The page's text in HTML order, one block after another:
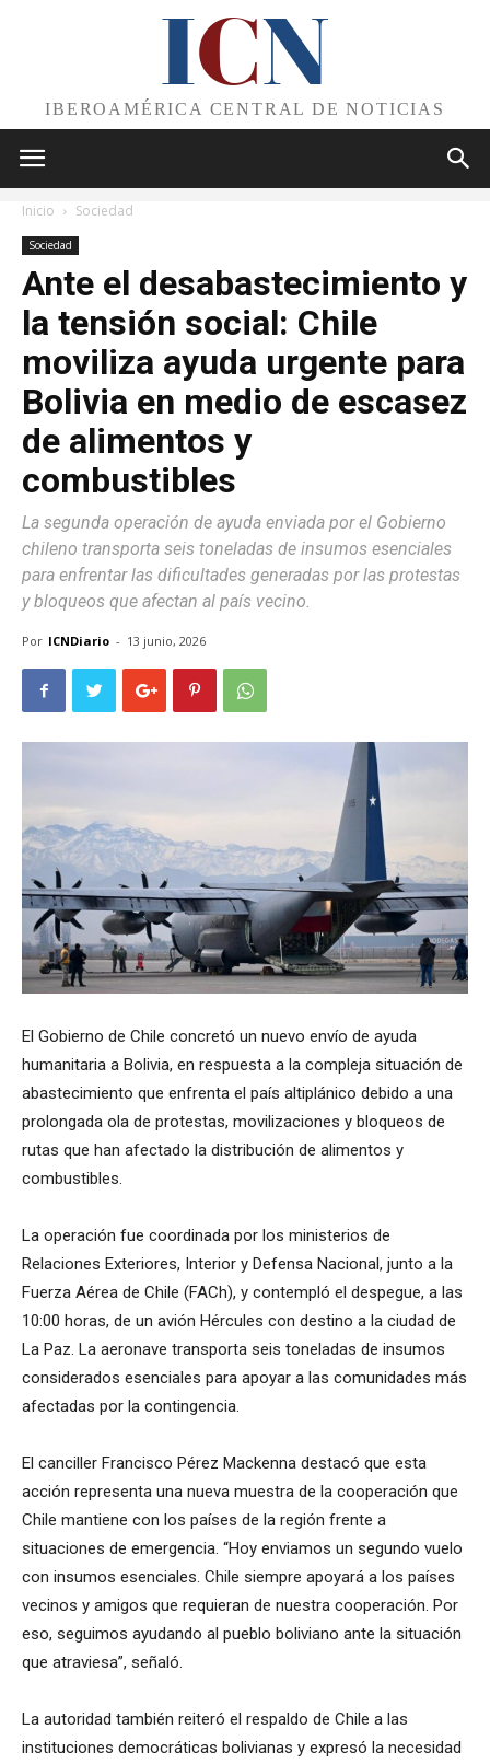
ICN
IBEROAMÉRICA CENTRAL DE NOTICIAS
Inicio Sociedad
Sociedad
Ante el desabastecimiento y
la tensión social: Chile
moviliza ayuda urgente para
Bolivia en medio de escasez
de alimentos y
combustibles
La segunda operación de ayuda enviada por el Gobierno
chileno transporta seis toneladas de insumos esenciales
para enfrentar las dificultades generadas por las protestas
y bloqueos que afectan al país vecino.
Por ICNDiario - 13 junio, 2026
El Gobierno de Chile concretó un nuevo envío de ayuda
humanitaria a Bolivia, en respuesta a la compleja situación de
abastecimiento que enfrenta el país altiplánico debido a una
prolongada ola de protestas, movilizaciones y bloqueos de
rutas que han afectado la distribución de alimentos y
combustibles.
La operación fue coordinada por los ministerios de
Relaciones Exteriores, Interior y Defensa Nacional, junto a la
Fuerza Aérea de Chile (FACh), y contempló el despegue, a las
10:00 horas, de un avión Hércules con destino a la ciudad de
La Paz. La aeronave transporta seis toneladas de insumos
considerados esenciales para apoyar a las comunidades más
afectadas por la contingencia.
El canciller Francisco Pérez Mackenna destacó que esta
acción representa una nueva muestra de la cooperación que
Chile mantiene con los países de la región frente a
situaciones de emergencia. “Hoy enviamos un segundo vuelo
con insumos esenciales. Chile siempre apoyará a los países
vecinos y amigos que requieran de nuestra cooperación. Por
eso, seguimos ayudando al pueblo boliviano ante la situación
que atraviesa”, señaló.
La autoridad también reiteró el respaldo de Chile a las
instituciones democráticas bolivianas y expresó la necesidad